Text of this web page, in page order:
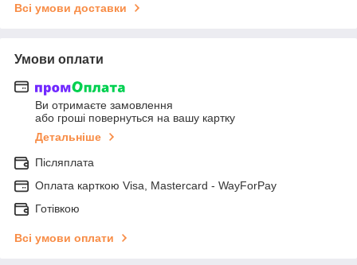
Всі умови доставки
Умови оплати
Ви отримаєте замовлення
або гроші повернуться на вашу картку
Детальніше
Післяплата
Оплата карткою Visa, Mastercard - WayForPay
Готівкою
Всі умови оплати